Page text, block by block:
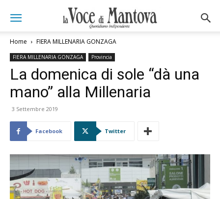
Home FIERA MILLENARIA GONZAGA
FIERA MILLENARIA GONZAGA Provincia
La domenica di sole “dà una
mano” alla Millenaria
3 Settembre 2019
Facebook Twitter